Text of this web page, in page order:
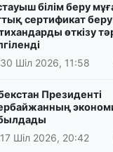
білім беру
сертификат
өткізу
30 Шіл 2026, 11:58
Президенті
17 Шіл 2026, 20:42